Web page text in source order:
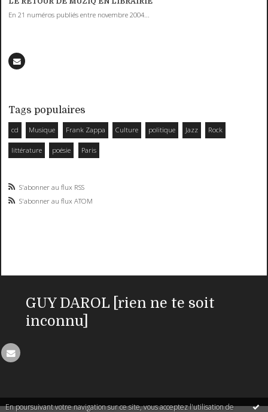
En poursuivant votre navigation sur ce site, vous acceptez l'utilisation de
En 21 numéros publiés entre novembre 2004...
Tags populaires
cd Musique Frank Zappa Culture politique Jazz Rock
littérature poésie Paris
S'abonner au flux RSS
S'abonner au flux ATOM
GUY DAROL [rien ne te soit
inconnu]